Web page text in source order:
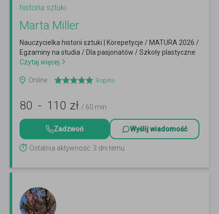
historia sztuki
Marta Miller
Nauczycielka historii sztuki | Korepetycje / MATURA 2026 /
Egzaminy na studia / Dla pasjonatów / Szkoły plastyczne
Czytaj więcej
Online 9 opinii
80 - 110 zł / 60 min
Zadzwoń Wyślij wiadomość
Ostatnia aktywność: 3 dni temu